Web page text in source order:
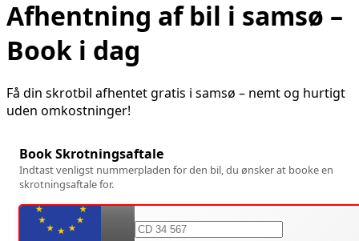
Afhentning af bil i samsø –
Book i dag
Få din skrotbil afhentet gratis i samsø – nemt og hurtigt
uden omkostninger!
Book Skrotningsaftale
Indtast venligst nummerpladen for den bil, du ønsker at booke en
skrotningsaftale for.